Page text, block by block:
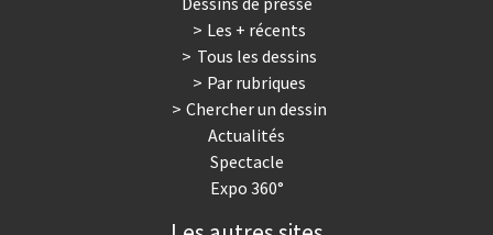
Les + récents
Tous les dessins
Par rubriques
Chercher un dessin
Actualités
Spectacle
Expo 360°